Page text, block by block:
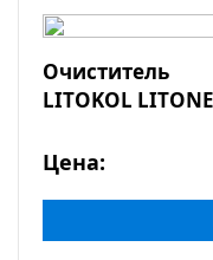
Очиститель
LITOKOL
Цена: